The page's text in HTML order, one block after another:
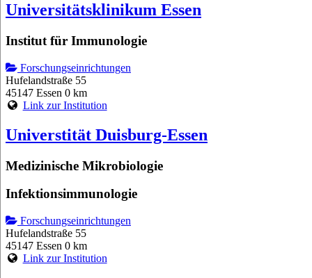
Universitätsklinikum Essen
Institut für Immunologie
Forschungseinrichtungen
Hufelandstraße 55
45147 Essen 0 km
Link zur Institution
Universtität Duisburg-Essen
Medizinische Mikrobiologie
Infektionsimmunologie
Forschungseinrichtungen
Hufelandstraße 55
45147 Essen 0 km
Link zur Institution